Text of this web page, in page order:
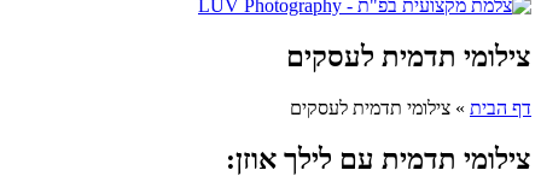
צילומי תדמית לעסקים​
דף הבית » צילומי תדמית לעסקים​
צילומי תדמית עם לילך אוזן: